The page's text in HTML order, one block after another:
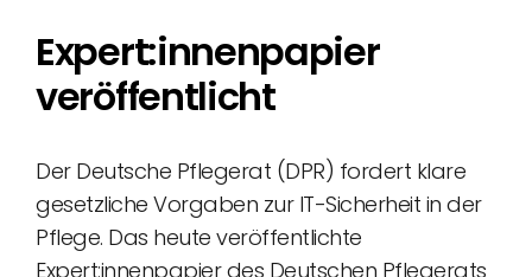
Expert:innenpapier
veröffentlicht
Der Deutsche Pflegerat (DPR) fordert klare
gesetzliche Vorgaben zur IT-Sicherheit in der
Pflege. Das heute veröffentlichte
Expert:innenpapier des Deutschen Pflegerats